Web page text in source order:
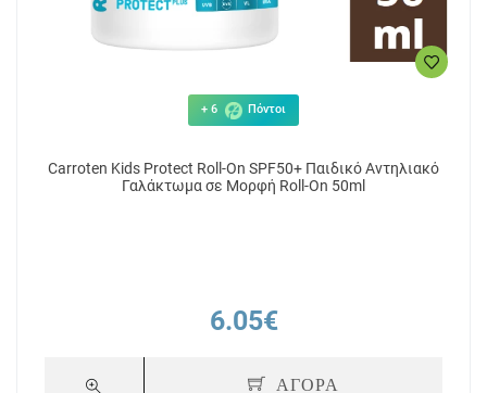
+ 6 Πόντοι
Carroten Kids Protect Roll-On SPF50+ Παιδικό Αντηλιακό
Γαλάκτωμα σε Μορφή Roll-On 50ml
6.05€
ΑΓΟΡΑ